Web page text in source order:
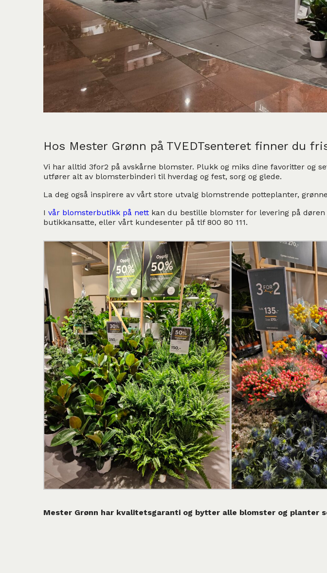
Hos Mester Grønn på TVEDTsenteret finner du
Vi har alltid 3for2 på avskårne blomster. Plukk og miks dine favoritter og
utfører alt av blomsterbinderi til hverdag og fest, sorg og glede.
La deg også inspirere av vårt store utvalg blomstrende potteplanter,
I vår blomsterbutikk på nett kan du bestille blomster for levering på
butikkansatte, eller vårt kundesenter på tlf 800 80 111.
Mester Grønn har kvalitetsgaranti og bytter alle blomster og planter